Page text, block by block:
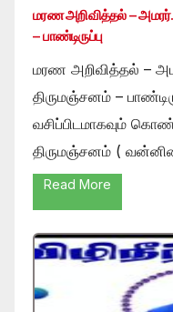
மரண அறிவித்தல் – அமரர்.
– பாண்டிருப்பு
மரண அறிவித்தல் –
திருமஞ்சனம் –
வசிப்பிடமாகவும்
திருமஞ்சனம் (
Read More